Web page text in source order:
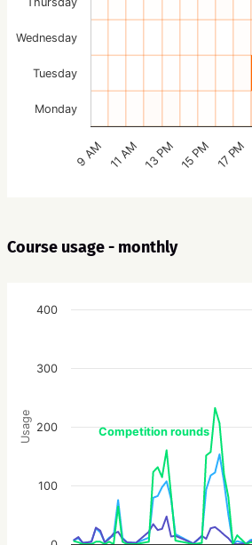
9 AM 11 AM 13 PM 15 PM 17 PM
Monday
Tuesday
Wednesday
Course usage - monthly
Usage Competition rounds
100
200
300
400